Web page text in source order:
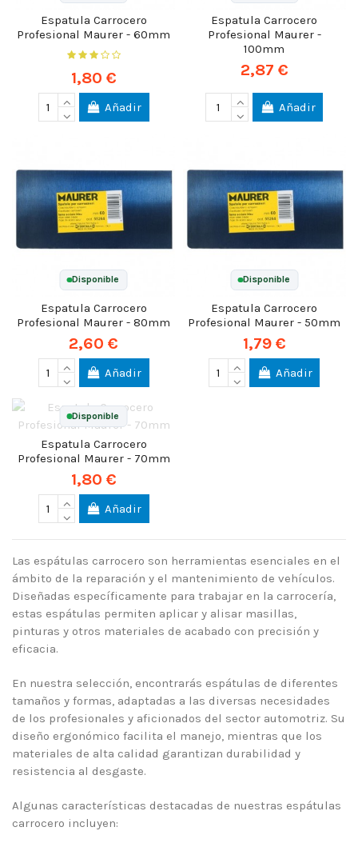
Espatula Carrocero
Profesional Maurer - 60mm
1,80 €
Añadir
Espatula Carrocero
Profesional Maurer -
100mm
2,87 €
Añadir
Disponible
Espatula Carrocero
Profesional Maurer - 80mm
2,60 €
Añadir
Disponible
Espatula Carrocero
Profesional Maurer - 50mm
1,79 €
Añadir
Disponible
Espatula Carrocero
Profesional Maurer - 70mm
1,80 €
Añadir
Las espátulas carrocero son herramientas esenciales en el
ámbito de la reparación y el mantenimiento de vehículos.
Diseñadas específicamente para trabajar en la carrocería,
estas espátulas permiten aplicar y alisar masillas,
pinturas y otros materiales de acabado con precisión y
eficacia.
En nuestra selección, encontrarás espátulas de diferentes
tamaños y formas, adaptadas a las diversas necesidades
de los profesionales y aficionados del sector automotriz. Su
diseño ergonómico facilita el manejo, mientras que los
materiales de alta calidad garantizan durabilidad y
resistencia al desgaste.
Algunas características destacadas de nuestras espátulas
carrocero incluyen: